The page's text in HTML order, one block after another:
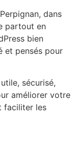
dans
partout en
bien
et pensés pour
sécurisé,
améliorer votre
faciliter les